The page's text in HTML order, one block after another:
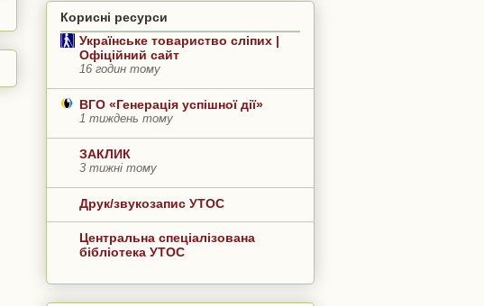
Корисні ресурси
Українське товариство сліпих |
Офіційний сайт
16 годин тому
ВГО «Генерація успішної дії»
1 тиждень тому
ЗАКЛИК
3 тижні тому
Друк/звукозапис УТОС
Центральна спеціалізована
бібліотека УТОС